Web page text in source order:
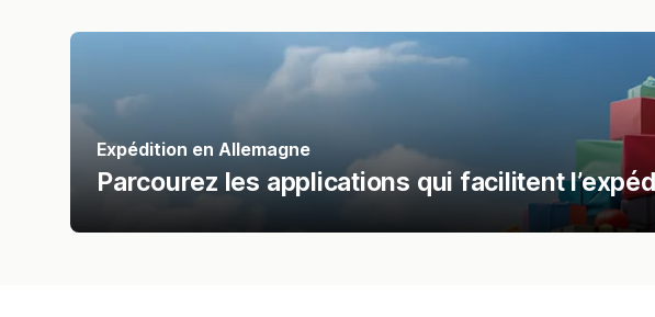
Expédition en Allemagne
Parcourez les applications qui facilitent